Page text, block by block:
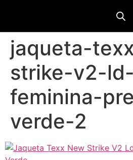
jaqueta-
strike-v2-ld-
feminina-
verde-2